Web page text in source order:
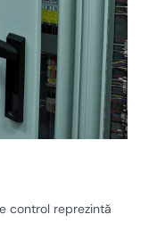
control reprezintă